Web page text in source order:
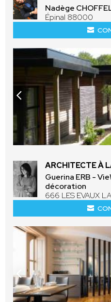
Nadège
Épinal 88000
ARCHITECTE À
Guerina ERB -
décoration
666 LES EVAUX